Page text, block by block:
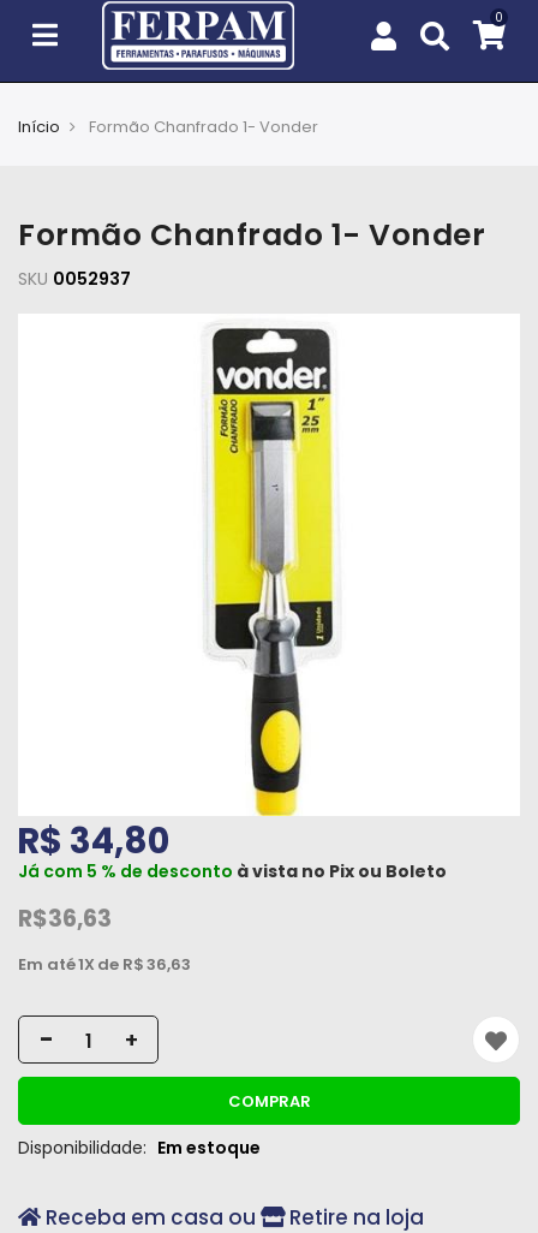
e
Jardim
Materiais
Hidráulicos
e
Pneumáticos
e
Químicos
e
Acessórios
Oficina
Início Formão Chanfrado 1- Vonder
Formão Chanfrado 1- Vonder
SKU 0052937
R$ 34,80
Já com 5 % de desconto à vista no Pix ou Boleto
R$36,63
Em até1X de R$36,63
- +
COMPRAR
Disponibilidade: Em estoque
Receba em casa ou Retire na loja